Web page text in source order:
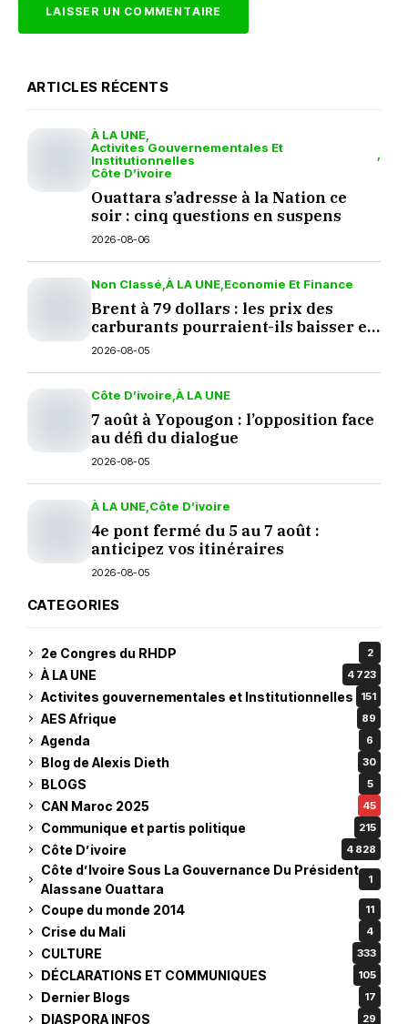
ARTICLES RÉCENTS
À LA UNE
Activites Gouvernementales Et
Institutionnelles
Côte D’ivoire
Ouattara s’adresse à la Nation ce
soir : cinq questions en suspens
2026-08-06
Non Classé À LA UNE Economie Et Finance
Brent à 79 dollars : les prix des
carburants pourraient-ils baisser en
septembre ?
2026-08-05
Côte D’ivoire À LA UNE
7 août à Yopougon : l’opposition face
au défi du dialogue
2026-08-05
À LA UNE Côte D’ivoire
4e pont fermé du 5 au 7 août :
anticipez vos itinéraires
2026-08-05
CATEGORIES
2e Congres du RHDP 2
À LA UNE 4 723
Activites gouvernementales et Institutionnelles 151
AES Afrique 89
Agenda 6
Blog de Alexis Dieth 30
BLOGS 5
CAN Maroc 2025 45
Communique et partis politique 215
Côte D’ivoire 4 828
Côte d’Ivoire Sous La Gouvernance Du Président
Alassane Ouattara
1
Coupe du monde 2014 11
Crise du Mali 4
CULTURE 333
DÉCLARATIONS ET COMMUNIQUES 105
Dernier Blogs 17
DIASPORA INFOS 29